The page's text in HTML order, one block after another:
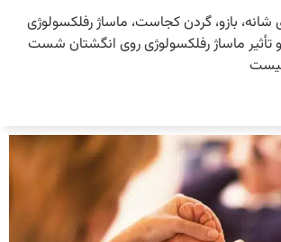
بازو، گردن کجاست، ماساژ رفلکسولوژی
ماساژ رفلکسولوژی روی ‏انگشتان شست